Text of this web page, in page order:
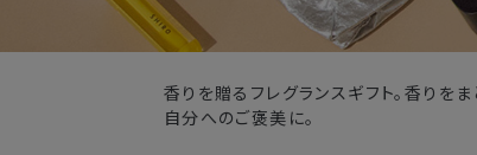
香りを贈るフレグランスギフト。香りを
自分へのご褒美に。